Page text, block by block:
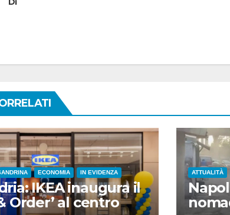
ECONOMIA IN EVIDENZA
IKEA inaugura il
Order’ al centro
ATTUALITÀ